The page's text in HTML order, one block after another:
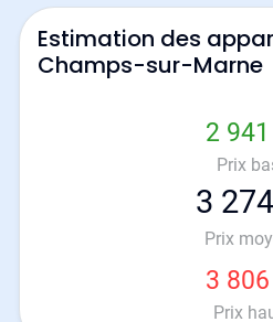
Estimation des
Champs-sur-Marne
2
Prix
3
Prix
3
Prix